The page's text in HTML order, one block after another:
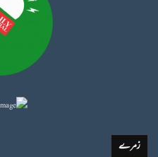
زمرے